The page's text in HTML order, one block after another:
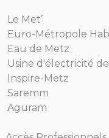
Le Met’
Euro-Métropole
Eau de Metz
Usine d'électricité
Inspire-Metz
Saremm
Aguram